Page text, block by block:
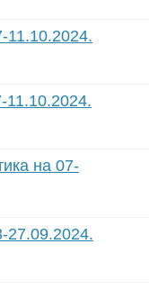
11.10.2024.
11.10.2024.
на 07-
27.09.2024.